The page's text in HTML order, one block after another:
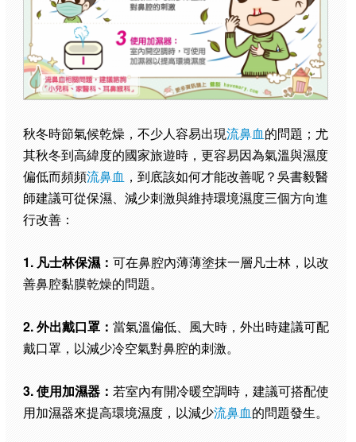
秋冬時節氣候乾燥，不少人容易出現流鼻血的問題；尤
其秋冬到高緯度的國家旅遊時，更容易因為氣溫與濕度
偏低而頻頻流鼻血 ，到底該如何才能改善呢？吳書毅醫
師建議可從保濕、減少刺激與維持環境濕度三個方向進
行改善：
1. 凡士林保濕： 可在鼻腔內薄薄塗抹一層凡士林，以改
善鼻腔黏膜乾燥的問題。
2. 外出戴口罩： 當氣溫偏低、風大時，外出時建議可配
戴口罩，以減少冷空氣對鼻腔的刺激。
3. 使用加濕器： 若室內有開冷暖空調時，建議可搭配使
用加濕器來提高環境濕度，以減少流鼻血的問題發生。